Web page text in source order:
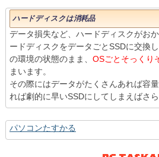
ハードディスクは消耗品
データ損失など、ハードディスクがお
ードディスクをデータごとSSDに交換
の環境の状態のまま、 OSごとそっくり
まいます。
その際にはデータがたくさんあれば容
れば劇的に早いSSDにしてしまえばさら
パソコンたすかる